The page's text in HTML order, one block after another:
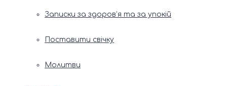
Записки за здоров’я та за упокій
Поставити свічку
Молитви